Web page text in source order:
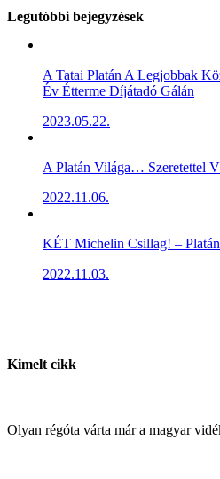
Legutóbbi bejegyzések
A Tatai Platán A Legjobbak
Év Étterme Díjátadó Gálán
2023.05.22.
A Platán Világa… Szeretettel
2022.11.06.
KÉT Michelin Csillag! –
2022.11.03.
Kimelt cikk
Olyan régóta várta már a magyar